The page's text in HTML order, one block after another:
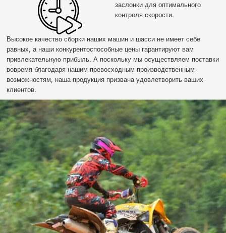
заслонки для оптимального
контроля скорости.
Высокое качество сборки наших машин и шасси не имеет себе
равных, а наши конкурентоспособные цены гарантируют вам
привлекательную прибыль. А поскольку мы осуществляем поставки
вовремя благодаря нашим превосходным производственным
возможностям, наша продукция призвана удовлетворить ваших
клиентов.